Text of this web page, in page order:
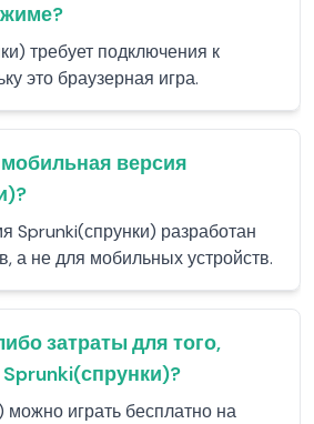
требует подключения к
это браузерная игра.
версия
Sprunki(спрунки) разработан
а не для мобильных устройств.
затраты для того,
можно играть бесплатно на